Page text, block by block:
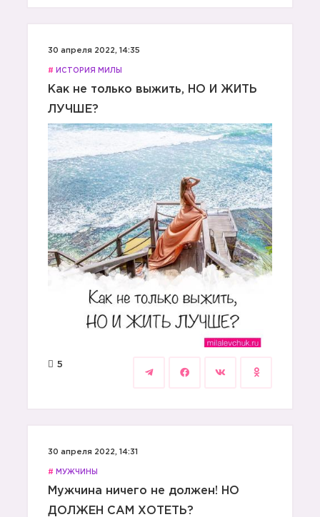
30 апреля 2022, 14:35
# ИСТОРИЯ МИЛЫ
Как не только выжить, НО И ЖИТЬ
ЛУЧШЕ?
5
30 апреля 2022, 14:31
# МУЖЧИНЫ
Мужчина ничего не должен! НО
ДОЛЖЕН САМ ХОТЕТЬ?